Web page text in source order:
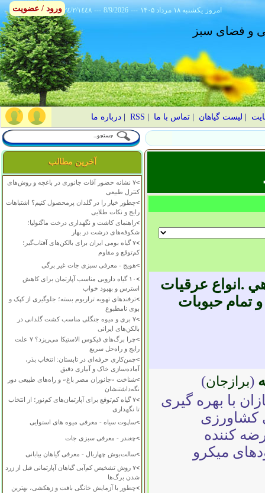
٢٤/٢/١٤٤٨ --- 8/9/2026 --- ۱۴۰۵ يکشنبه ۱۸ مرداد امروز
و فضای سبز
لیست گیاهان |تماس با ما RSS
|درباره ما
آخرین مطالب
>
۷ نشانه حضور آفات جانوری در باغچه و روش‌های
کنترل طبیعی
>چطور خیار را در گلدان پرمحصول کنیم؟ اشتباهات
رایج و نکات طلایی
>راهنمای کاشت و نگهداری درخت ماگنولیا؛
شکوفه‌های درشت در بهار
>
۷ گیاه بومی ایران برای بالکن‌های آفتاب‌گیر؛
کم‌توقع و مقاوم
>هویج - معرفی سبزی جات غیر برگی
>
۱۰ گیاه دارویی مناسب آپارتمان برای کاهش
استرس و بهبود خواب
>ترفندهای تهویه تراریوم بسته؛ جلوگیری از کپک و
بوی نامطبوع
>
۷ بری و میوه جنگلی مناسب کشت گلدانی در
بالکن‌های ایرانی
>
چرا برگ‌های فیکوس الاستیکا می‌ریزد؟ ۷ علت
رایج و راه‌حل سریع
>چمن‌کاری حرفه‌ای در تابستان: انتخاب بذر،
آماده‌سازی خاک و آبیاری دقیق
>شناخت «جانوران مضر باغ» و راه‌های طبیعی دور
نگه‌داشتنشان
>
۷ گیاه کم‌توقع برای آپارتمان‌های کم‌نور؛ از انتخاب
تا نگهداری
>ساپوت سیاه - معرفی میوه های استوایی
>چغندر - معرفی سبزی جات
>سالت‌بوش چهاربال - معرفی گیاهان بیابانی
>
۷ روش تشخیص کم‌آبی گیاهان آپارتمانی قبل از زرد
شدن برگ‌ها
>چطور با آزمایش خانگی بافت و زهکشی، بهترین
.انواع عرقيات
تمام حبوبات
(برازجان)
با بهره گیری
کشاورزی
کننده
میکرو
ورود / عضویت